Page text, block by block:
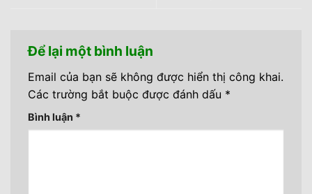
Để lại một bình luận
Email của bạn sẽ không được hiển thị công khai.
Các trường bắt buộc được đánh dấu *
Bình luận *